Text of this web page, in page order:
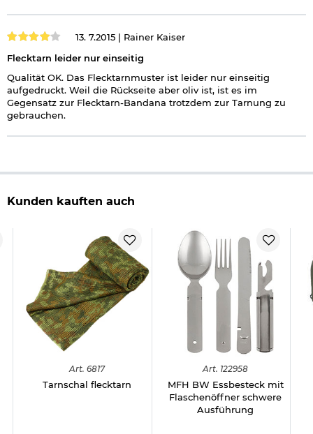
13. 7.2015 | Rainer Kaiser
Flecktarn leider nur einseitig
Qualität OK. Das Flecktarnmuster ist leider nur einseitig
aufgedruckt. Weil die Rückseite aber oliv ist, ist es im
Gegensatz zur Flecktarn-Bandana trotzdem zur Tarnung zu
gebrauchen.
Kunden kauften auch
Art. 6817
Tarnschal flecktarn
Art. 122958
MFH BW Essbesteck mit
Flaschenöffner schwere
Ausführung